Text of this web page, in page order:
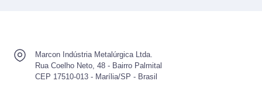
Marcon Indústria Metalúrgica Ltda.
Rua Coelho Neto, 48 - Bairro Palmital
CEP 17510-013 - Marília/SP - Brasil